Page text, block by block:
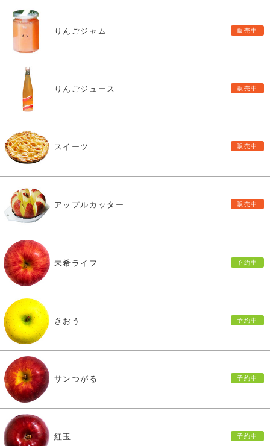
りんごジャム
りんごジュース
スイーツ
アップルカッター
未希ライフ
きおう
サンつがる
紅玉